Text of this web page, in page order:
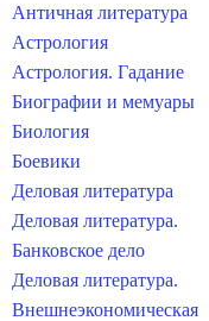
Античная литература
Астрология
Астрология. Гадание
Биографии и мемуары
Биология
Боевики
Деловая литература
Деловая литература.
Банковское дело
Деловая литература.
Внешнеэкономическая